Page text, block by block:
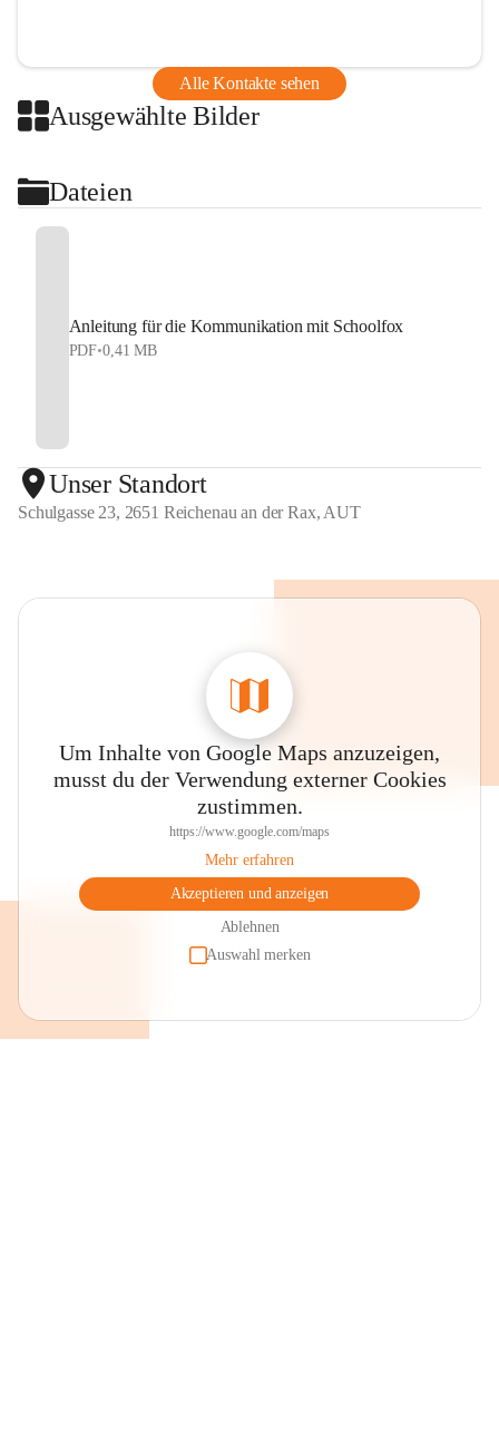
Alle Kontakte sehen
Ausgewählte Bilder
Dateien
Anleitung für die Kommunikation mit Schoolfox
PDF•0,41 MB
Unser Standort
Schulgasse 23, 2651 Reichenau an der Rax, AUT
Um Inhalte von Google Maps anzuzeigen,
musst du der Verwendung externer Cookies
zustimmen.
https://www.google.com/maps
Mehr erfahren
Akzeptieren und anzeigen
Ablehnen
Auswahl merken